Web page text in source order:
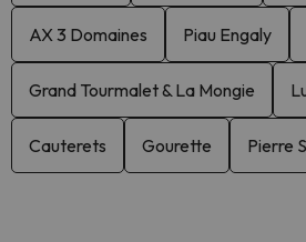
AX 3 Domaines Piau Engaly
Grand Tourmalet & La Mongie
Cauterets Gourette Pierre